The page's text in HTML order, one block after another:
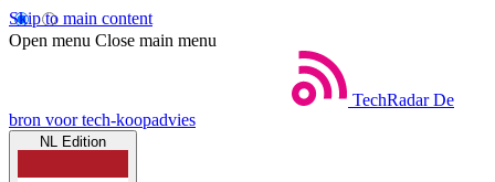
Skip to main content
Open menu Close main menu
TechRadar De
bron voor tech-koopadvies
NL Edition